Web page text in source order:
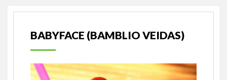
BABYFACE (BAMBLIO VEIDAS)